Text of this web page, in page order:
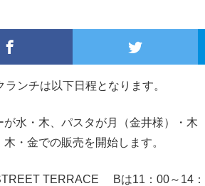
ランチは以下日程となります。
が水・木、パスタが月（金井様）・木
・金での販売を開始します。
TERRACE Bは11：00～14